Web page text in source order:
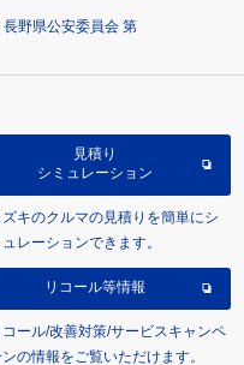
野県公安委員会 第
見積り
シミュレーション
ズキのクルマの見積りを簡単にシ
ュレーションできます。
リコール等情報
コール/改善対策/サービスキャンペ
ンの情報をご覧いただけます。